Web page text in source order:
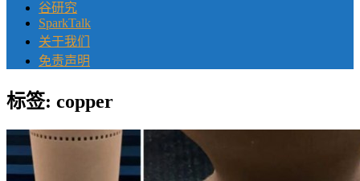
谷研究
SparkTalk
关于我们
免责声明
标签: copper